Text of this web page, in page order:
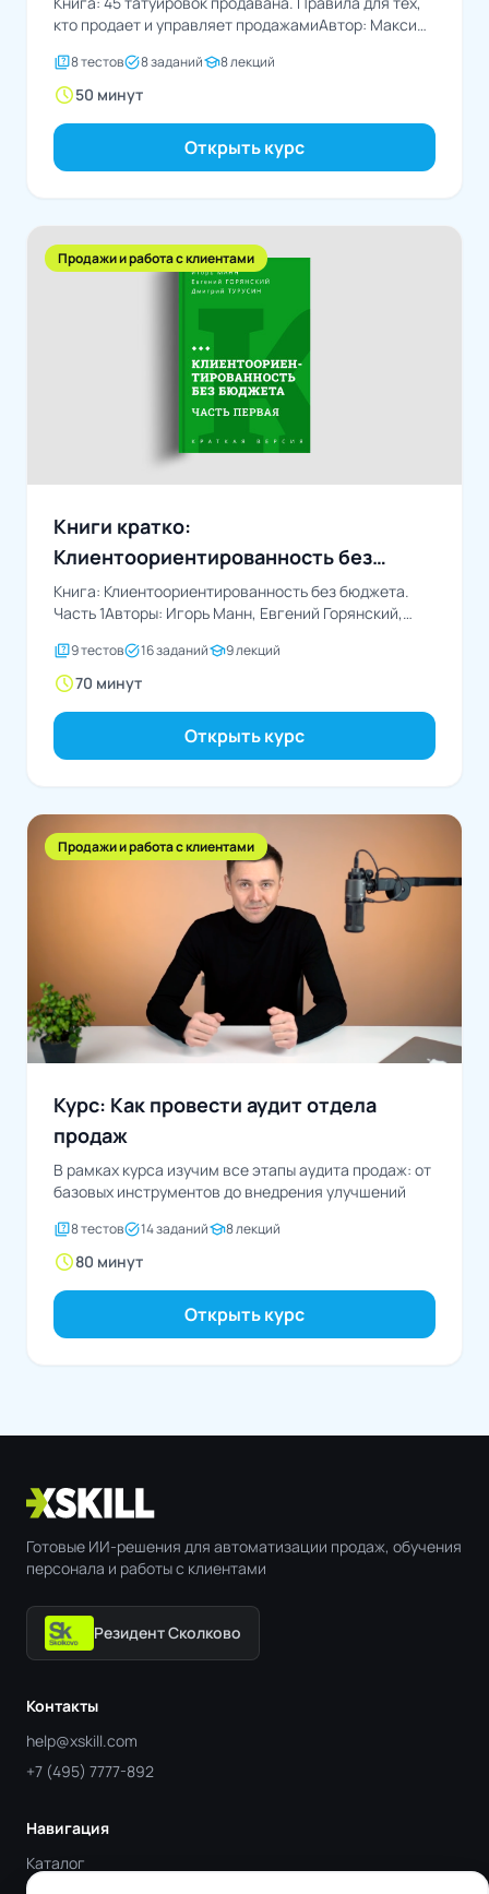
кто продает и управляет продажамиАвтор: Максим
quiz8 тестовtask_alt8 заданийschool8 лекций
schedule50 минут
Открыть курс
Продажи и работа с клиентами
Книги кратко:
Клиентоориентированность без
бюджета. Часть 1
Книга: Клиентоориентированность без бюджета.
Часть 1Авторы: Игорь Манн, Евгений Горянский,
quiz9 тестовtask_alt16 заданийschool9 лекций
schedule70 минут
Открыть курс
Продажи и работа с клиентами
Курс: Как провести аудит отдела
продаж
В рамках курса изучим все этапы аудита продаж: от
базовых инструментов до внедрения улучшений
quiz8 тестовtask_alt14 заданийschool8 лекций
schedule80 минут
Открыть курс
Готовые ИИ-решения для автоматизации продаж, обучения
персонала и работы с клиентами
Резидент Сколково
Контакты
help@xskill.com
+7 (495) 7777-892
Навигация
Каталог